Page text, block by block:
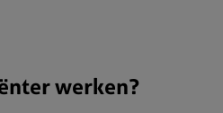
werken?